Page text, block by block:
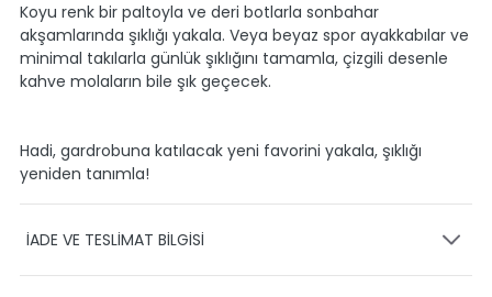
Koyu renk bir paltoyla ve deri botlarla sonbahar
akşamlarında şıklığı yakala. Veya beyaz spor ayakkabılar ve
minimal takılarla günlük şıklığını tamamla, çizgili desenle
kahve molaların bile şık geçecek.
Hadi, gardrobuna katılacak yeni favorini yakala, şıklığı
yeniden tanımla!
İADE VE TESLİMAT BİLGİSİ